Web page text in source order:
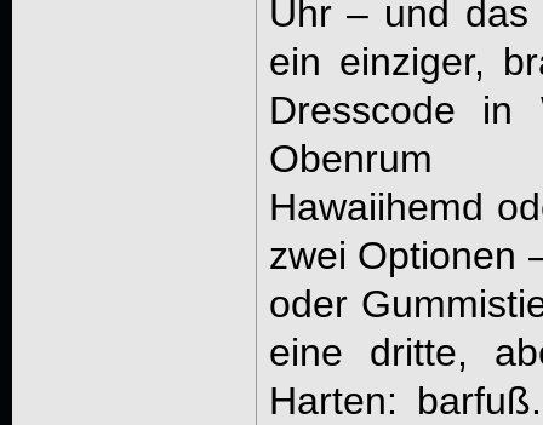
Uhr – und das
ein einziger,
Dresscode in
Obenrum
Hawaiihemd
zwei Optionen
oder
eine dritte,
Harten: